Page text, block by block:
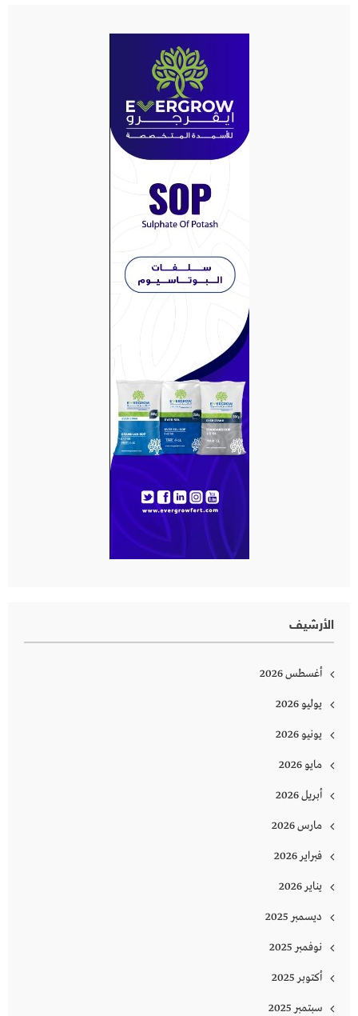
الأرشيف
أغسطس 2026
يوليو 2026
يونيو 2026
مايو 2026
أبريل 2026
مارس 2026
فبراير 2026
يناير 2026
ديسمبر 2025
نوفمبر 2025
أكتوبر 2025
سبتمبر 2025